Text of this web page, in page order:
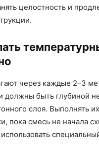
целостность и
через каждые 2–3
должны быть глубиной
слоя. Выполнять
пока смесь не начала